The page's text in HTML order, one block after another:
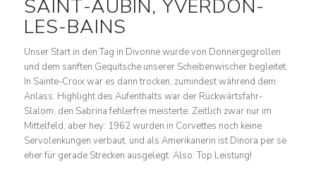
SAINT-AUBIN, YVERDON-
LES-BAINS
Unser Start in den Tag in Divonne wurde von Donnergegrollen
und dem sanften Gequitsche unserer Scheibenwischer begleitet.
In Sainte-Croix war es dann trocken, zumindest während dem
Anlass. Highlight des Aufenthalts war der Rückwärtsfahr-
Slalom, den Sabrina fehlerfrei meisterte. Zeitlich zwar nur im
Mittelfeld, aber hey: 1962 wurden in Corvettes noch keine
Servolenkungen verbaut, und als Amerikanerin ist Dinora per se
eher für gerade Strecken ausgelegt. Also: Top Leistung!